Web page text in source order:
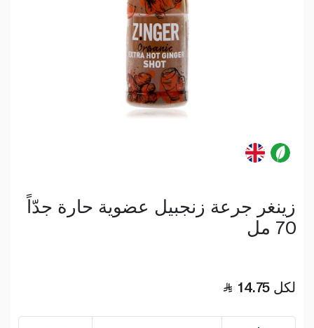
زينغر جرعة زنجبيل عضوية حارة جدّاً
70 مل
14.75 لكل